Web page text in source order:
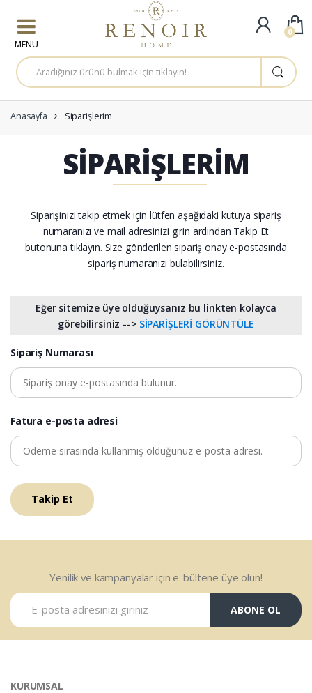
A
r
a
a
:
Anasayfa Siparişlerim
SIPARIŞLERIM
Siparişinizi takip etmek için lütfen aşağıdaki kutuya sipariş
numaranızı ve mail adresinizi girin ardından Takip Et
butonuna tıklayın. Size gönderilen sipariş onay e-postasında
sipariş numaranızı bulabilirsiniz.
Eğer sitemize üye olduğuysanız bu linkten kolayca
görebilirsiniz --> SİPARİŞLERİ GÖRÜNTÜLE
Sipariş Numarası
Fatura e-posta adresi
Yenilik ve kampanyalar için e-bültene üye olun!
ABONE OL
KURUMSAL
0